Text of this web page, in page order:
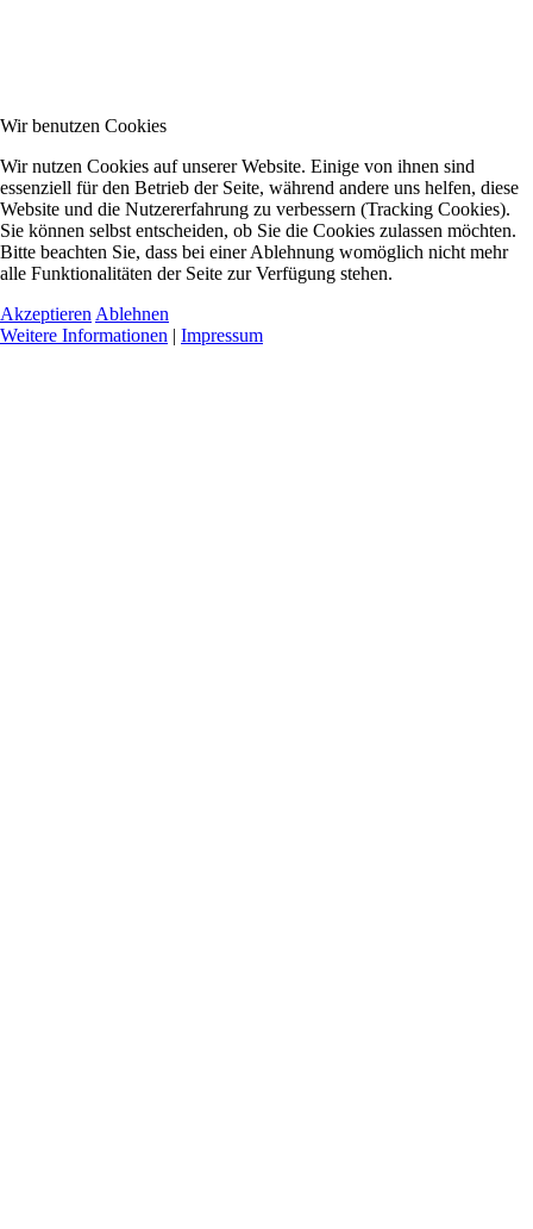
Wir benutzen Cookies
Wir nutzen Cookies auf unserer Website. Einige von ihnen sind
essenziell für den Betrieb der Seite, während andere uns helfen, diese
Website und die Nutzererfahrung zu verbessern (Tracking Cookies).
Sie können selbst entscheiden, ob Sie die Cookies zulassen möchten.
Bitte beachten Sie, dass bei einer Ablehnung womöglich nicht mehr
alle Funktionalitäten der Seite zur Verfügung stehen.
Akzeptieren Ablehnen
Weitere Informationen | Impressum